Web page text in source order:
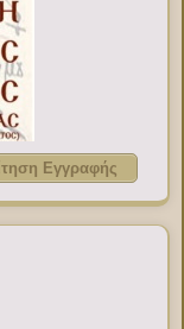
Εγγραφής